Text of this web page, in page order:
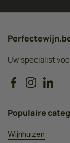
Uw specialist
Facebook
Instagram
Populaire
Wijnhuizen